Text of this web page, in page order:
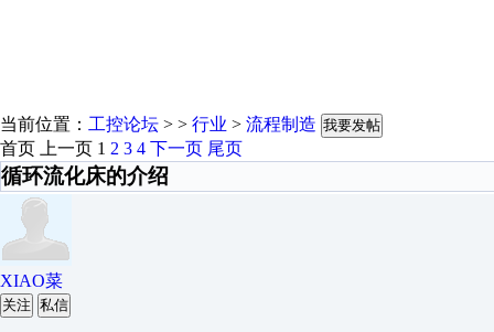
当前位置： 工控论坛 > > 行业 > 流程制造 我要发帖
首页 上一页 1 2 3 4 下一页 尾页
循环流化床的介绍
XIAO菜
关注 私信